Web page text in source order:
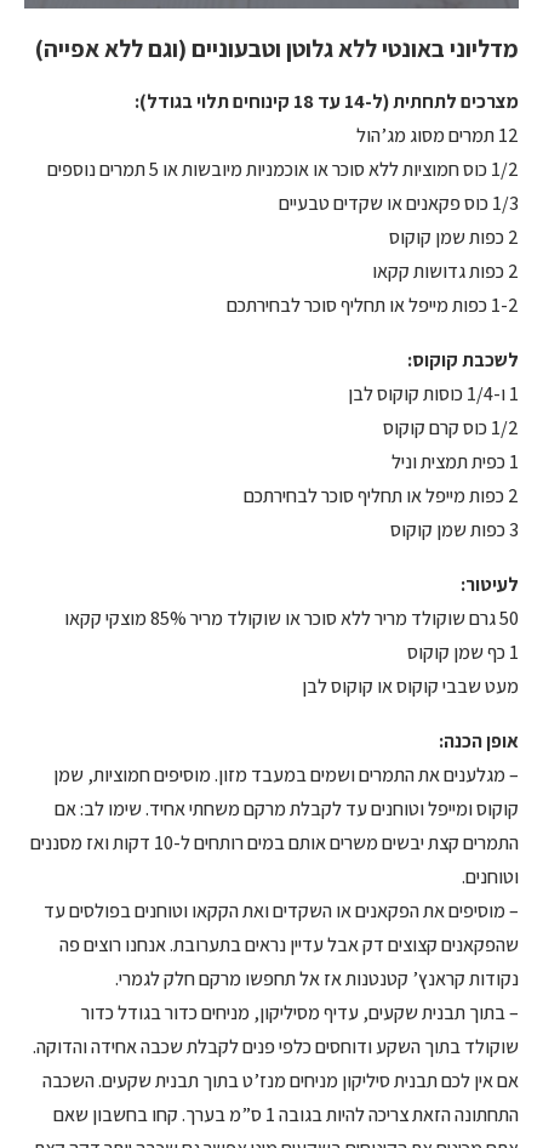
מדליוני באונטי ללא גלוטן וטבעוניים (וגם ללא אפייה)
מצרכים לתחתית (ל-14 עד 18 קינוחים תלוי בגודל):
12 תמרים מסוג מג’הול
1/2 כוס חמוציות ללא סוכר או אוכמניות מיובשות או 5 תמרים נוספים
1/3 כוס פקאנים או שקדים טבעיים
2 כפות שמן קוקוס
2 כפות גדושות קקאו
1-2 כפות מייפל או תחליף סוכר לבחירתכם
לשכבת קוקוס:
1 ו-1/4 כוסות קוקוס לבן
1/2 כוס קרם קוקוס
1 כפית תמצית וניל
2 כפות מייפל או תחליף סוכר לבחירתכם
3 כפות שמן קוקוס
לעיטור:
50 גרם שוקולד מריר ללא סוכר או שוקולד מריר 85% מוצקי קקאו
1 כף שמן קוקוס
מעט שבבי קוקוס או קוקוס לבן
אופן הכנה:
– מגלענים את התמרים ושמים במעבד מזון. מוסיפים חמוציות, שמן
קוקוס ומייפל וטוחנים עד לקבלת מרקם משחתי אחיד. שימו לב: אם
התמרים קצת יבשים משרים אותם במים רותחים ל-10 דקות ואז מסננים
וטוחנים.
– מוסיפים את הפקאנים או השקדים ואת הקקאו וטוחנים בפולסים עד
שהפקאנים קצוצים דק אבל עדיין נראים בתערובת. אנחנו רוצים פה
נקודות קראנץ’ קטנטנות אז אל תחפשו מרקם חלק לגמרי.
– בתוך תבנית שקעים, עדיף מסיליקון, מניחים כדור בגודל כדור
שוקולד בתוך השקע ודוחסים כלפי פנים לקבלת שכבה אחידה והדוקה.
אם אין לכם תבנית סיליקון מניחים מנז’ט בתוך תבנית שקעים. השכבה
התחתונה הזאת צריכה להיות בגובה 1 ס”מ בערך. קחו בחשבון שאם